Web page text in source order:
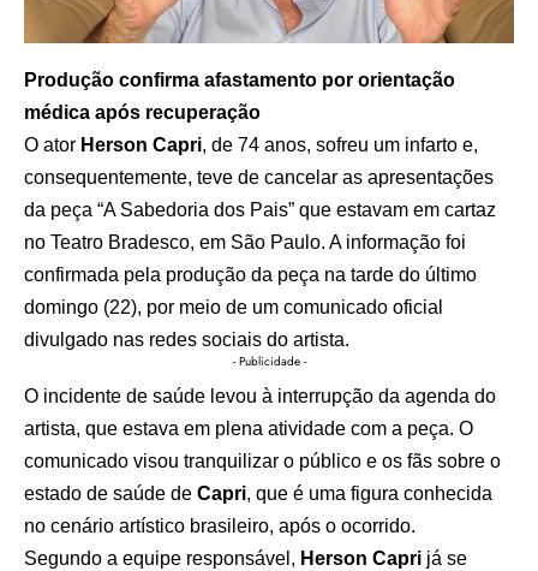
Produção confirma afastamento por orientação
médica após recuperação
O ator Herson Capri, de 74 anos, sofreu um infarto e,
consequentemente, teve de cancelar as apresentações
da peça “A Sabedoria dos Pais” que estavam em cartaz
no Teatro Bradesco, em São Paulo. A informação foi
confirmada pela produção da peça na tarde do último
domingo (22), por meio de um comunicado oficial
divulgado nas redes sociais do artista.
- Publicidade -
O incidente de saúde levou à interrupção da agenda do
artista, que estava em plena atividade com a peça. O
comunicado visou tranquilizar o público e os fãs sobre o
estado de saúde de Capri, que é uma figura conhecida
no cenário artístico brasileiro, após o ocorrido.
Segundo a equipe responsável, Herson Capri já se